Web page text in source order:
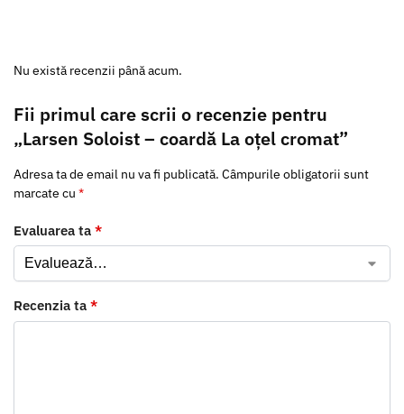
Nu există recenzii până acum.
Fii primul care scrii o recenzie pentru
„Larsen Soloist – coardă La oțel cromat”
Adresa ta de email nu va fi publicată. Câmpurile obligatorii sunt
marcate cu *
Evaluarea ta *
Recenzia ta *